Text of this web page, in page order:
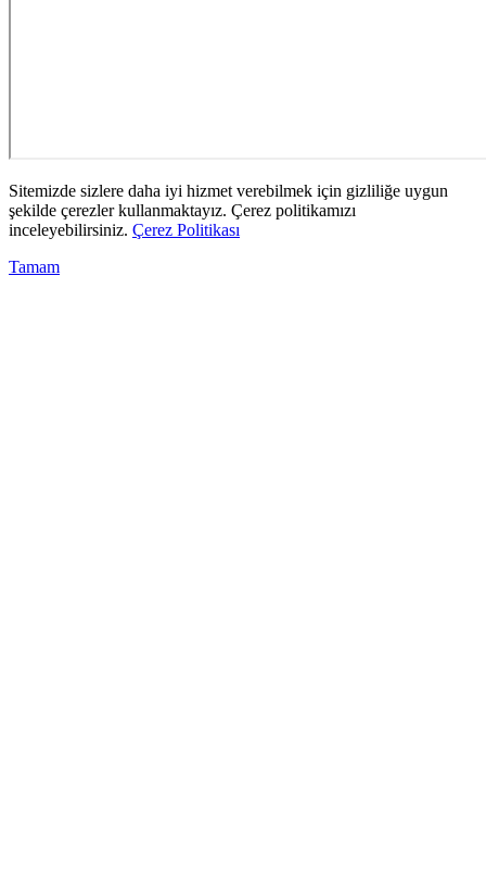
Sitemizde sizlere daha iyi hizmet verebilmek için gizliliğe uygun
şekilde çerezler kullanmaktayız. Çerez politikamızı
inceleyebilirsiniz. Çerez Politikası
Tamam